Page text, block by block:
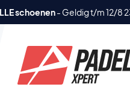
schoenen- Geldig t/m 12/8